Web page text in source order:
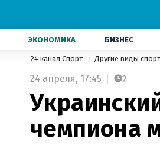
ЭКОНОМИКА БИЗНЕС
24 канал Спорт Другие виды
24 апреля, 17:45 2
чемпиона